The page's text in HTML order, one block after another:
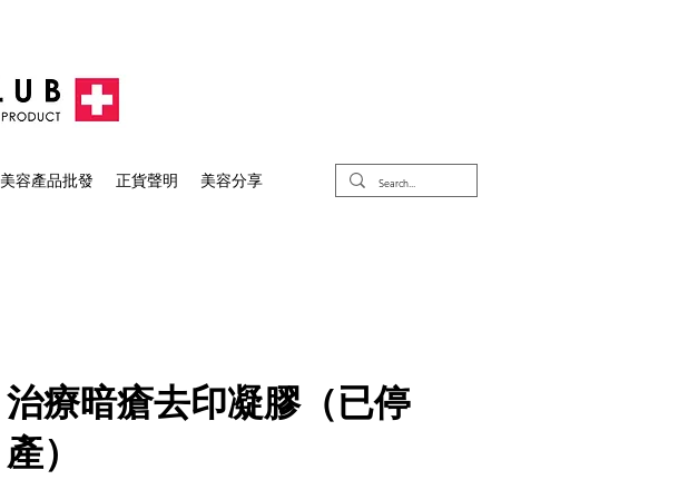
美容產品批發 正貨聲明 美容分享
治療暗瘡去印凝膠（已停
產）